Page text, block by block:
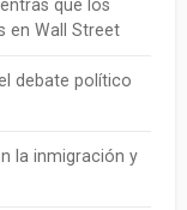
que los
en Wall Street
debate político
la inmigración y